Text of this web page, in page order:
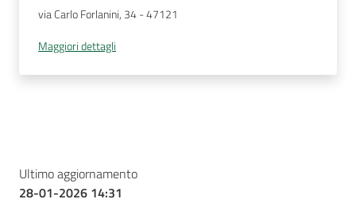
via Carlo Forlanini, 34 - 47121
Maggiori dettagli
Ultimo aggiornamento
28-01-2026 14:31